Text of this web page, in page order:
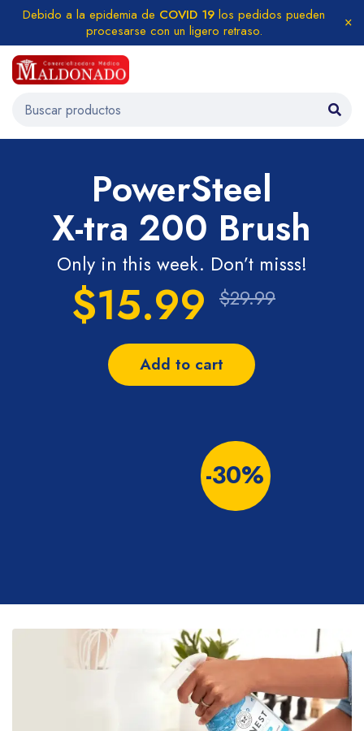
Debido a la epidemia de COVID 19 los pedidos pueden
procesarse con un ligero retraso.
-30%
PowerSteel
X-tra 200 Brush
Only in this week. Don’t misss!
$15.99 $29.99
Add to cart